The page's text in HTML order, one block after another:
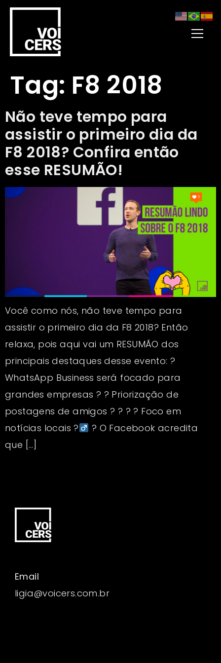
Tag: F8 2018
Não teve tempo para
assistir o primeiro dia da
F8 2018? Confira então
esse RESUMÃO!
Você como nós, não teve tempo para
assistir o primeiro dia da F8 2018? Então
relaxa, pois aqui vai um RESUMÃO dos
principais destaques desse evento: ?
WhatsApp Business será focado para
grandes empresas ? ? Priorização de
postagens de amigos ? ? ? ? Foco em
notícias locais ?‍
? O Facebook acredita
que […]
Email
ligia@voicers.com.br